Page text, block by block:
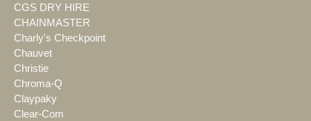
CGS DRY HIRE
CHAINMASTER
Charly's Checkpoint
Chauvet
Christie
Chroma-Q
Claypaky
Clear-Com